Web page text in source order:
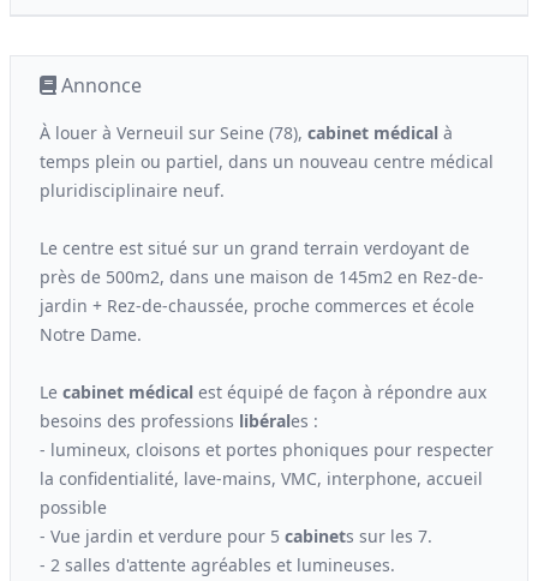
Annonce
À louer à Verneuil sur Seine (78), cabinet médical à
temps plein ou partiel, dans un nouveau centre médical
pluridisciplinaire neuf.
Le centre est situé sur un grand terrain verdoyant de
près de 500m2, dans une maison de 145m2 en Rez-de-
jardin + Rez-de-chaussée, proche commerces et école
Notre Dame.
Le cabinet médical est équipé de façon à répondre aux
besoins des professions libérales :
- lumineux, cloisons et portes phoniques pour respecter
la confidentialité, lave-mains, VMC, interphone, accueil
possible
- Vue jardin et verdure pour 5 cabinets sur les 7.
- 2 salles d'attente agréables et lumineuses.